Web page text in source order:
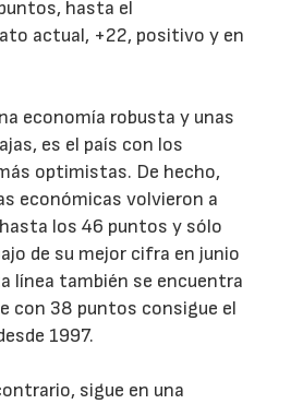
hasta el
actual, +22, positivo y en
economía robusta y unas
es el país con los
optimistas. De hecho,
económicas volvieron a
los 46 puntos y sólo
de su mejor cifra en junio
línea también se encuentra
con 38 puntos consigue el
1997.
sigue en una